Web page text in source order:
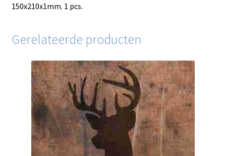
150x210x1mm. 1 pcs.
Gerelateerde producten